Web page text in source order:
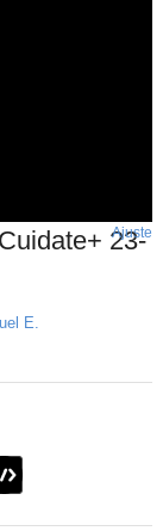
23-
Ajuste
E.